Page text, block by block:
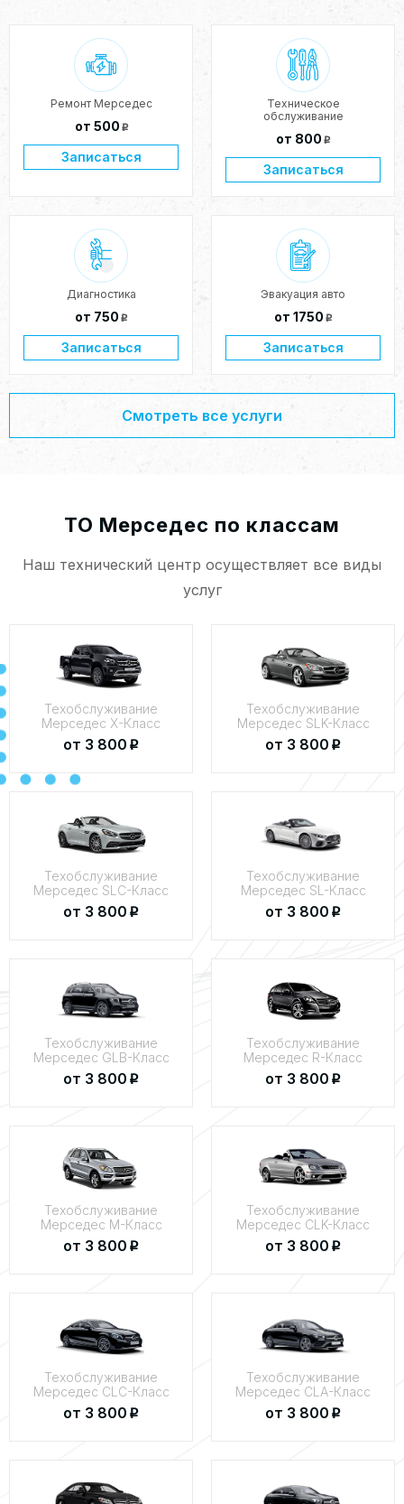
Ремонт Мерседес
от 500 p
Записаться
Техническое
обслуживание
от 800 p
Записаться
Диагностика
от 750 p
Записаться
Эвакуация авто
от 1750 p
Записаться
Смотреть все услуги
ТО Мерседес по классам
Наш технический центр осуществляет все виды
услуг
Техобслуживание
Мерседес X-Класс
от 3 800 p
Техобслуживание
Мерседес SLK-Класс
от 3 800 p
Техобслуживание
Мерседес SLC-Класс
от 3 800 p
Техобслуживание
Мерседес SL-Класс
от 3 800 p
Техобслуживание
Мерседес GLB-Класс
от 3 800 p
Техобслуживание
Мерседес R-Класс
от 3 800 p
Техобслуживание
Мерседес M-Класс
от 3 800 p
Техобслуживание
Мерседес CLK-Класс
от 3 800 p
Техобслуживание
Мерседес CLC-Класс
от 3 800 p
Техобслуживание
Мерседес CLA-Класс
от 3 800 p